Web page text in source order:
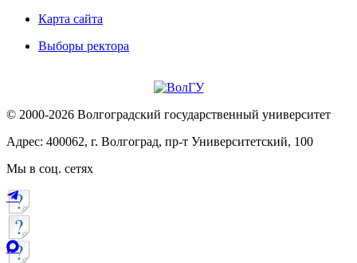
Карта сайта
Выборы ректора
© 2000-2026 Волгоградский государственный университет
Адрес: 400062, г. Волгоград, пр-т Университетский, 100
Мы в соц. сетях